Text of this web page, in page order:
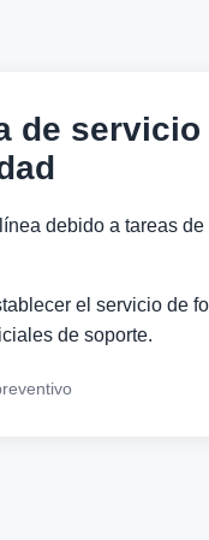
de servicio
debido a tareas
el servicio de
de soporte.